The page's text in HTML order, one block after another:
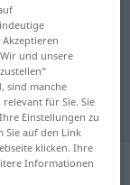
und unsere
sind manche
für Sie. Sie
Einstellungen zu
auf den Link
klicken. Ihre
Informationen